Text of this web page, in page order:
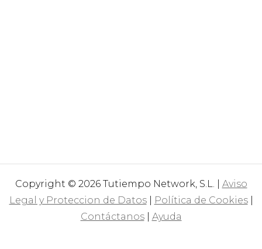
Copyright © 2026 Tutiempo Network, S.L. | Aviso
Legal y Proteccion de Datos| Política de Cookies|
Contáctanos| Ayuda